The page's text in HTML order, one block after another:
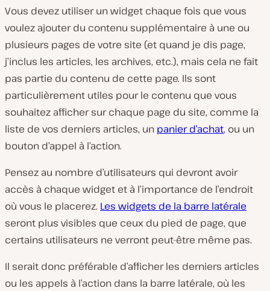
Vous devez utiliser un widget chaque fois que vous
voulez ajouter du contenu supplémentaire à une ou
plusieurs pages de votre site (et quand je dis page,
j’inclus les articles, les archives, etc.), mais cela ne fait
pas partie du contenu de cette page. Ils sont
particulièrement utiles pour le contenu que vous
souhaitez afficher sur chaque page du site, comme la
liste de vos derniers articles, un panier d’achat, ou un
bouton d’appel à l’action.
Pensez au nombre d’utilisateurs qui devront avoir
accès à chaque widget et à l’importance de l’endroit
où vous le placerez. Les widgets de la barre latérale
seront plus visibles que ceux du pied de page, que
certains utilisateurs ne verront peut-être même pas.
Il serait donc préférable d’afficher les derniers articles
ou les appels à l’action dans la barre latérale, où les